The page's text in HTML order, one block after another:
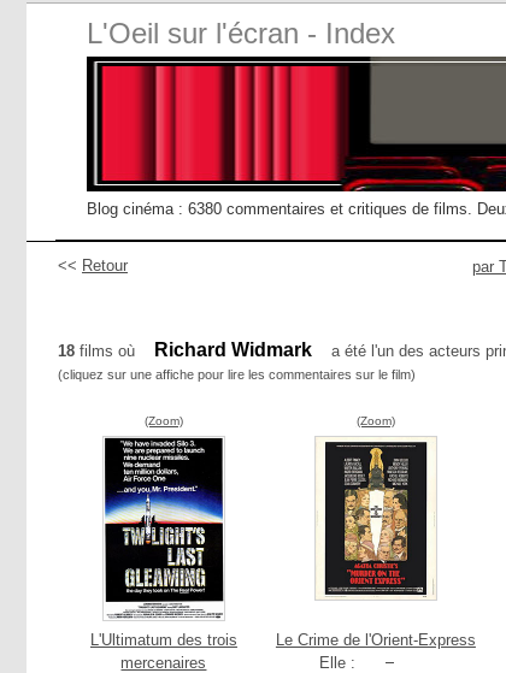
L'Oeil sur l'écran - Index
Blog cinéma : 6380 commentaires et critiques de films.
<< Retour par
18 films où Richard Widmark a été l'un des acteurs
(cliquez sur une affiche pour lire les commentaires sur le film)
(Zoom)
L'Ultimatum des trois
mercenaires
(Zoom)
Le Crime de l'Orient-Express
Elle :